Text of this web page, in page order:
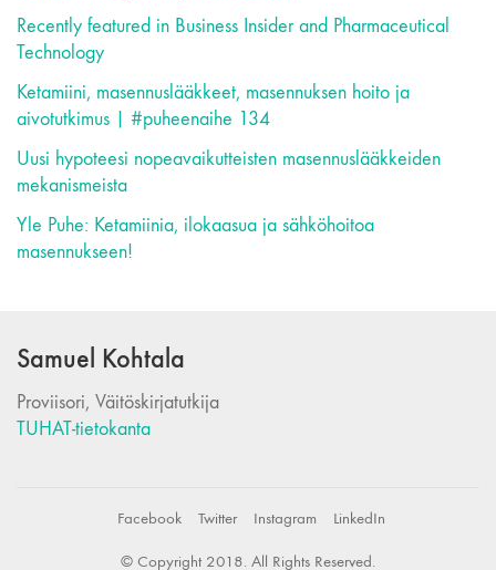
Recently featured in Business Insider and Pharmaceutical
Technology
Ketamiini, masennuslääkkeet, masennuksen hoito ja
aivotutkimus | #puheenaihe 134
Uusi hypoteesi nopeavaikutteisten masennuslääkkeiden
mekanismeista
Yle Puhe: Ketamiinia, ilokaasua ja sähköhoitoa
masennukseen!
Samuel Kohtala
Proviisori, Väitöskirjatutkija
TUHAT-tietokanta
Facebook Twitter Instagram LinkedIn
© Copyright 2018. All Rights Reserved.